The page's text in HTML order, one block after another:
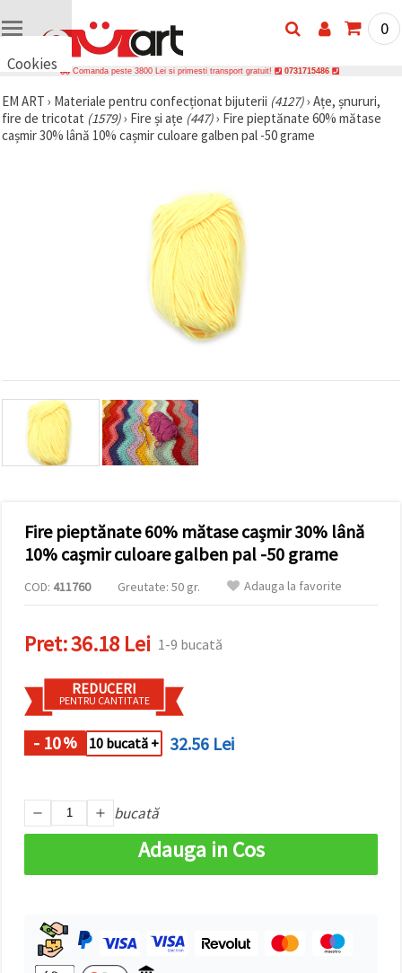
Cookies
vrem să vă
oferim
câteva
cookie -uri.
vizitele.
Puteți fi de
acord să
utilizați
toate
site!" Sau să
vă indicați
preferințele
selectând
făcând clic
pe butonul
Аcceptati
toate!
0
Comanda peste 3800 Lei si primesti transport gratuit! 0731715486
EM ART › Materiale pentru confecționat bijuterii (4127)› Ațe, șnururi,
fire de tricotat (1579)› Fire și ațe (447)› Fire pieptănate 60% mătase
cașmir 30% lână 10% cașmir culoare galben pal -50 grame
Fire pieptănate 60% mătase cașmir 30% lână
10% cașmir culoare galben pal -50 grame
COD: 411760 Greutate: 50 gr. Adauga la favorite
Pret:36.18 Lei 1-9 bucată
REDUCERI
PENTRU CANTITATE
- 10% 10 bucată + 32.56 Lei
bucată
Adauga in Cos